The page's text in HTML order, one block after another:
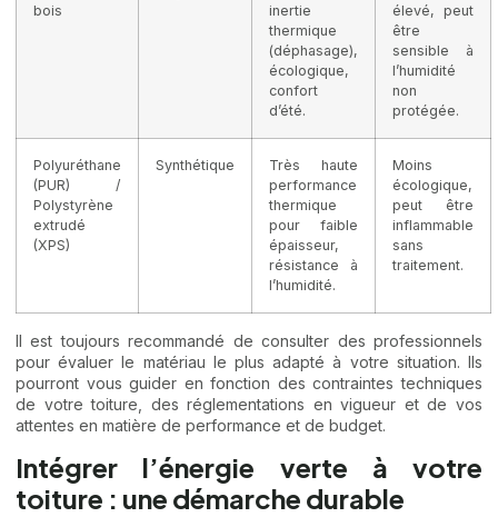
bois
inertie
thermique
(déphasage),
écologique,
confort
d’été.
élevé, peut
être
sensible à
l’humidité
non
protégée.
Polyuréthane
(PUR) /
Polystyrène
extrudé
(XPS)
Synthétique
Très haute
performance
thermique
pour faible
épaisseur,
résistance à
l’humidité.
Moins
écologique,
peut être
inflammable
sans
traitement.
Il est toujours recommandé de consulter des professionnels
pour évaluer le matériau le plus adapté à votre situation. Ils
pourront vous guider en fonction des contraintes techniques
de votre toiture, des réglementations en vigueur et de vos
attentes en matière de performance et de budget.
Intégrer l’énergie verte à votre
toiture : une démarche durable